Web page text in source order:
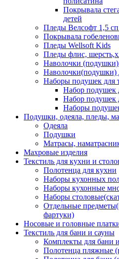
Покрывала
детей
Пледы Велсофт 1,5
Покрывала
Пледы Wellsoft Kids
Пледы флис,
Наволочки (подушки)
Наволочки(подушки)
Наборы подушек для
Набор подушек
Набор подушек
Наборы
Подушки, одеяла, пледы,
Одеяла
Подушки
Матрасы,
Махровые изделия
Текстиль для кухни и
Полотенца для кухни
Наборы кухонных
Наборы кухонные
Наборы
Отдельные
фартуки)
Носовые и головные
Текстиль для бани и сауны
Комплекты для бани
Полотенца пляжные